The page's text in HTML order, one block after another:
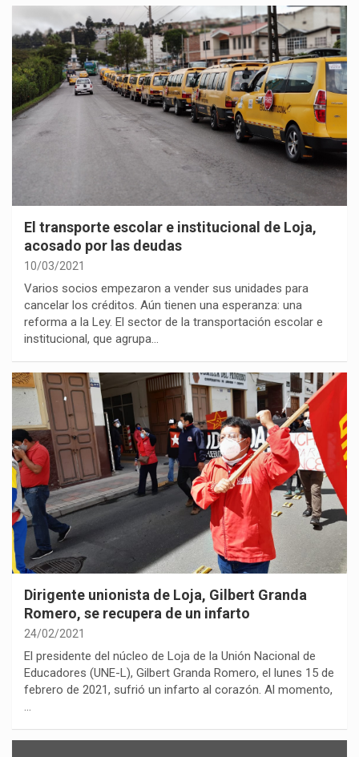
El transporte escolar e institucional de Loja,
acosado por las deudas
10/03/2021
Varios socios empezaron a vender sus unidades para
cancelar los créditos. Aún tienen una esperanza: una
reforma a la Ley. El sector de la transportación escolar e
institucional, que agrupa…
Dirigente unionista de Loja, Gilbert Granda
Romero, se recupera de un infarto
24/02/2021
El presidente del núcleo de Loja de la Unión Nacional de
Educadores (UNE-L), Gilbert Granda Romero, el lunes 15 de
febrero de 2021, sufrió un infarto al corazón. Al momento,
…